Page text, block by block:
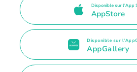
Disponible sur l'App
AppStore
Disponible sur
AppGallery